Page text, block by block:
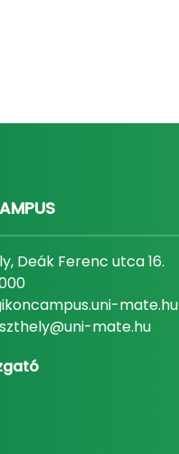
Deák Ferenc utca 16.
mate.hu
mate.hu